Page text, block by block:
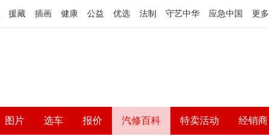
援藏 插画 健康 公益 优选 法制 守艺中华 应急中国 更多
图片 选车 报价 汽修百科 特卖活动 经销商